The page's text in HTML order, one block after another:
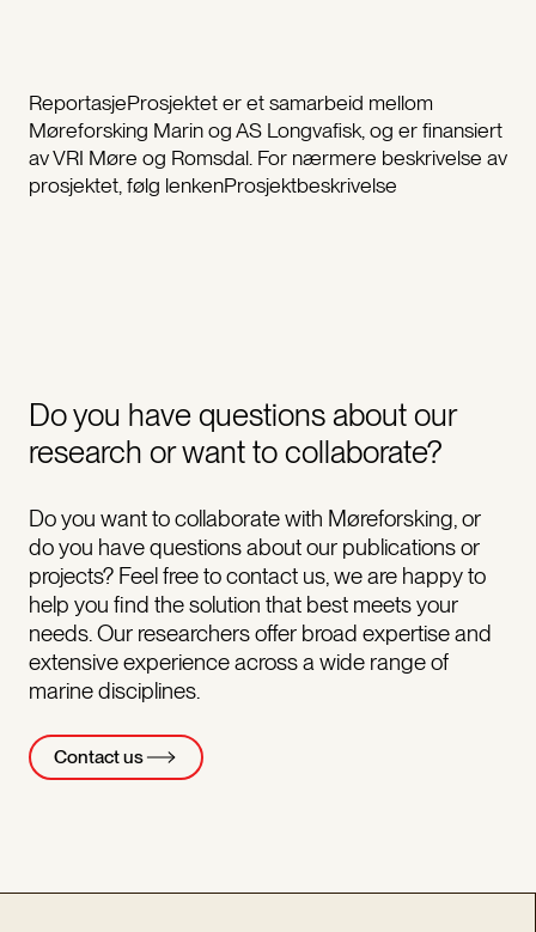
ReportasjeProsjektet er et samarbeid mellom
Møreforsking Marin og AS Longvafisk, og er finansiert
av VRI Møre og Romsdal. For nærmere beskrivelse av
prosjektet, følg lenkenProsjektbeskrivelse
Do you have questions about our
research or want to collaborate?
Do you want to collaborate with Møreforsking, or
do you have questions about our publications or
projects? Feel free to contact us, we are happy to
help you find the solution that best meets your
needs. Our researchers offer broad expertise and
extensive experience across a wide range of
marine disciplines.
Contact us